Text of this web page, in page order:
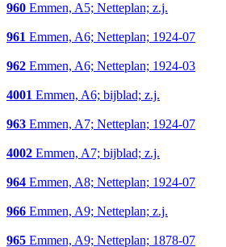
960 Emmen, A5; Netteplan; z.j.
961 Emmen, A6; Netteplan; 1924-07
962 Emmen, A6; Netteplan; 1924-03
4001 Emmen, A6; bijblad; z.j.
963 Emmen, A7; Netteplan; 1924-07
4002 Emmen, A7; bijblad; z.j.
964 Emmen, A8; Netteplan; 1924-07
966 Emmen, A9; Netteplan; z.j.
965 Emmen, A9; Netteplan; 1878-07